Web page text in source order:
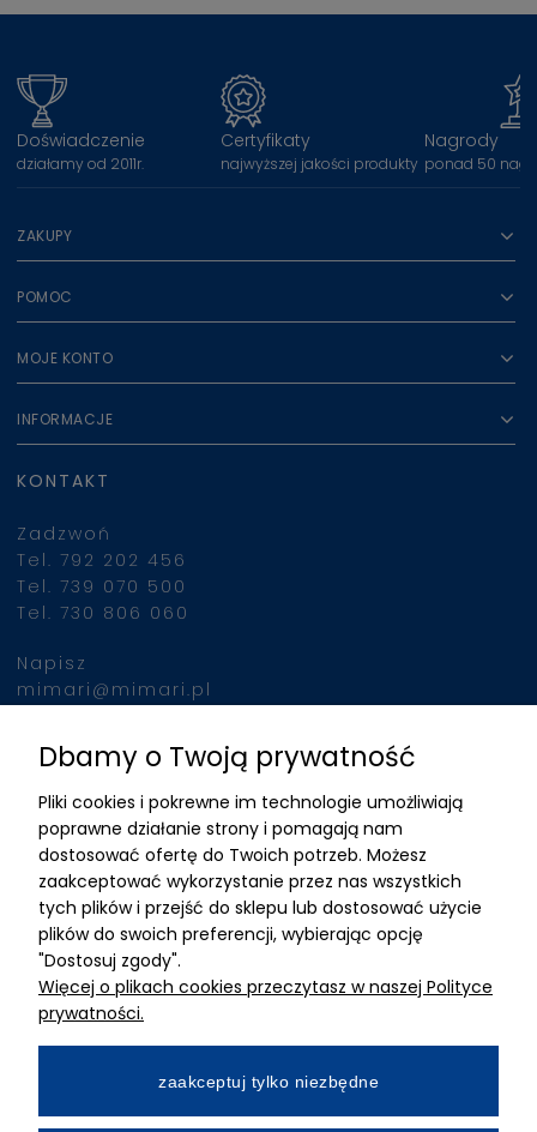
Doświadczenie
działamy od 2011r.
Certyfikaty
najwyższej jakości produkty
Nagrody
ponad 50
ZAKUPY
POMOC
MOJE KONTO
INFORMACJE
KONTAKT
Zadzwoń
Tel. 792 202 456
Tel. 739 070 500
Tel. 730 806 060
Napisz
mimari@mimari.pl
Znajdziesz nas
ADRES
MIMARI sp z o.o.
ul. Kurkowa 12
50-210 Wrocław
Dane rejestracyjne
NIP:8982325327
Wpłacony w całości
Dbamy o Twoją prywatność
Pliki cookies i pokrewne im technologie umożliwiają
poprawne działanie strony i pomagają nam
dostosować ofertę do Twoich potrzeb. Możesz
zaakceptować wykorzystanie przez nas wszystkich
tych plików i przejść do sklepu lub dostosować użycie
plików do swoich preferencji, wybierając opcję
"Dostosuj zgody".
Więcej o plikach cookies przeczytasz w naszej Polityce
prywatności.
zaakceptuj tylko niezbędne